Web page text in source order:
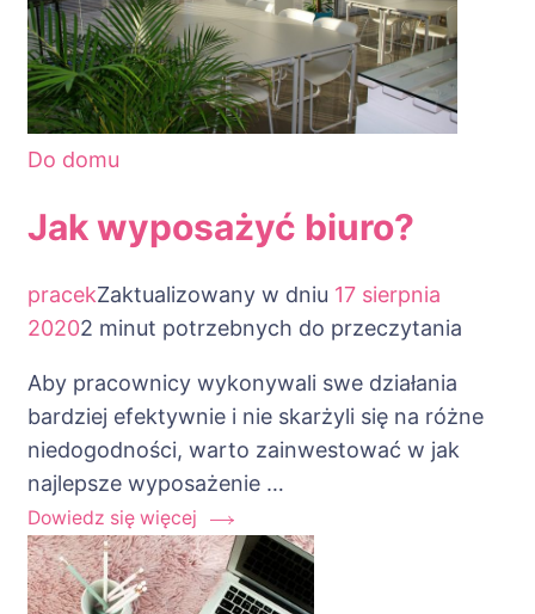
Do domu
Jak wyposażyć biuro?
pracekZaktualizowany w dniu 17 sierpnia
20202 minut potrzebnych do przeczytania
Aby pracownicy wykonywali swe działania
bardziej efektywnie i nie skarżyli się na różne
niedogodności, warto zainwestować w jak
najlepsze wyposażenie …
Dowiedz się więcej